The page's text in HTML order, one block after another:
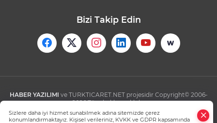
Bizi Takip Edin
HABER YAZILIMI ve TURKTICARET.NET projesidir Copyright© 2006-
2026 Tüm hakları saklıdır.
Sizlere daha iyi hizmet sunabilmek adına sitemizde çerez
konumlandırmaktayız. Kişisel verileriniz, KVKK ve GDPR kapsamında